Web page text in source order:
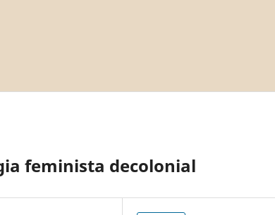
feminista decolonial